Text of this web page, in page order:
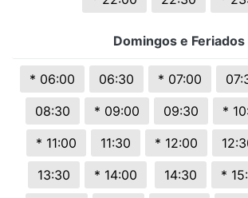
Domingos e Feriados
* 06:00 06:30 * 07:00
08:30
* 09:00 09:30 *
* 11:00
11:30 * 12:00
13:30
* 14:00 14:30 *